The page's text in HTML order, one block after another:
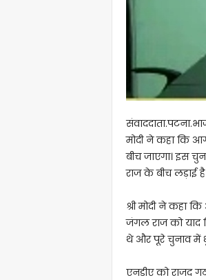
मोदी ने कहा कि
बीच जाएगा। इस
राज के बीच लड़ाई
श्री मोदी ने कहा
जंगल राज को याद
थे और पूरे चुनाव में
एनडीए को राजद